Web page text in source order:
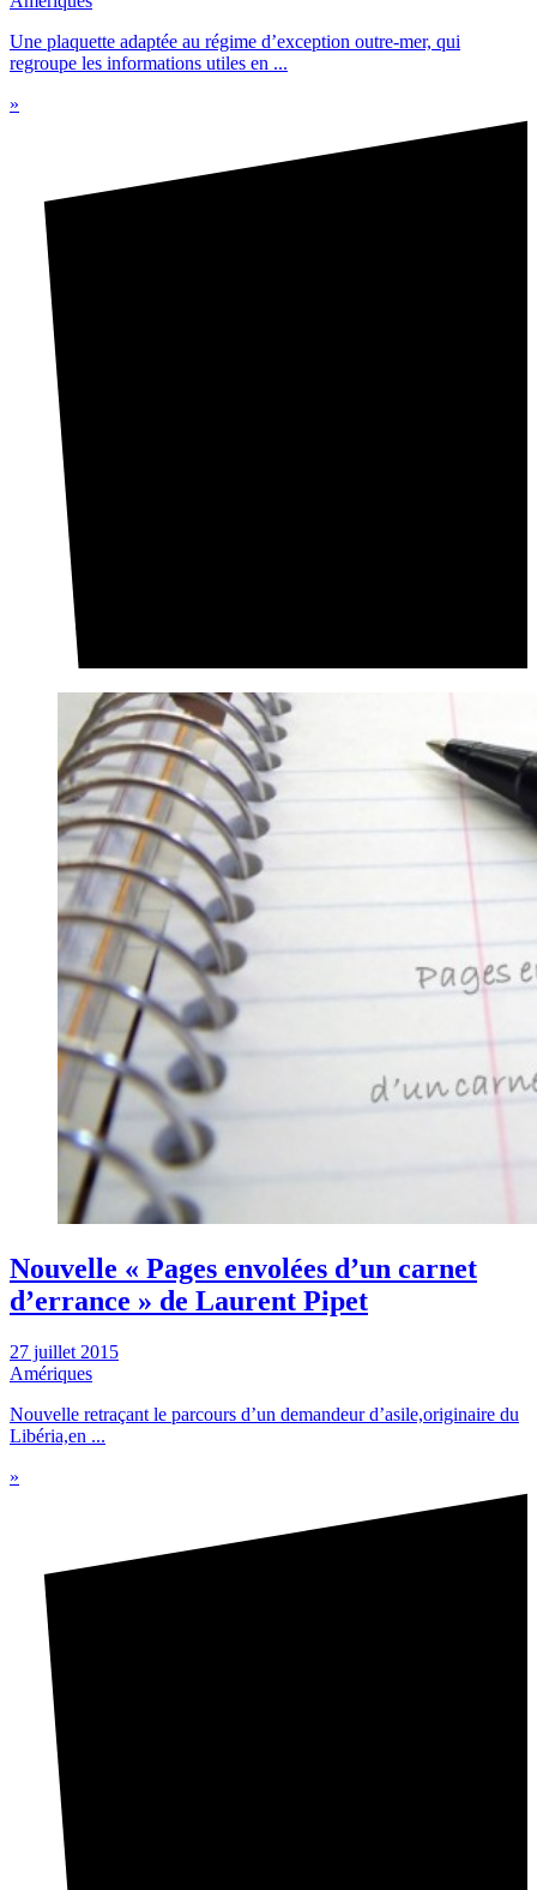
Une plaquette adaptée au régime d’exception outre-mer, qui
regroupe les informations utiles en ...
»
Nouvelle « Pages envolées d’un carnet
d’errance » de Laurent Pipet
27 juillet 2015
Amériques
Nouvelle retraçant le parcours d’un demandeur d’asile,originaire du
Libéria,en ...
»